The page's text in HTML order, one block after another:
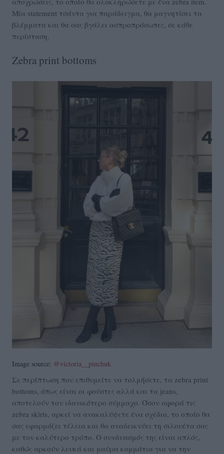
Μία statement τσάντα για παράδειγμα, θα μαγνητίσει τα
βλέμματα και θα σας βγάλει ασπροπρόσωπες, σε κάθε
περίσταση.
Zebra print bottoms
Image source: @victoria__pinchuk
Σε περίπτωση που επιθυμείτε να τολμήσετε, τα zebra print
bottoms, όπως είναι οι φούστες αλλά και τα jeans,
αποτελούν τον ιδανικότερο σύμμαχο. Όσον αφορά τις
zebra skirts, αρκεί να ανακαλύψετε ένα σχέδιο, το οποίο θα
σας εφαρμόζει τέλεια και θα αναδεικνύει τη σιλουέτα σας
με τον καλύτερο τρόπο. Ο συνδυασμός της είναι απλός,
καθώς αρκούν λευκά και μαύρα κομμάτια για να την